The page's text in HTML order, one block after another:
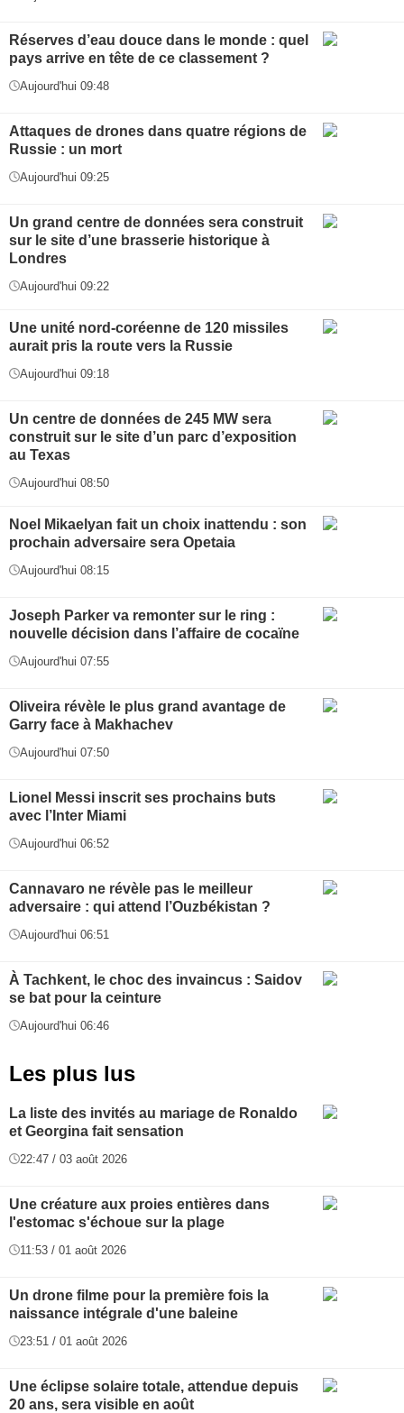
Réserves d’eau douce dans le monde : quel
pays arrive en tête de ce classement ?
Aujourd'hui 09:48
Attaques de drones dans quatre régions de
Russie : un mort
Aujourd'hui 09:25
Un grand centre de données sera construit
sur le site d’une brasserie historique à
Londres
Aujourd'hui 09:22
Une unité nord-coréenne de 120 missiles
aurait pris la route vers la Russie
Aujourd'hui 09:18
Un centre de données de 245 MW sera
construit sur le site d’un parc d’exposition
au Texas
Aujourd'hui 08:50
Noel Mikaelyan fait un choix inattendu : son
prochain adversaire sera Opetaia
Aujourd'hui 08:15
Joseph Parker va remonter sur le ring :
nouvelle décision dans l’affaire de cocaïne
Aujourd'hui 07:55
Oliveira révèle le plus grand avantage de
Garry face à Makhachev
Aujourd'hui 07:50
Lionel Messi inscrit ses prochains buts
avec l’Inter Miami
Aujourd'hui 06:52
Cannavaro ne révèle pas le meilleur
adversaire : qui attend l’Ouzbékistan ?
Aujourd'hui 06:51
À Tachkent, le choc des invaincus : Saidov
se bat pour la ceinture
Aujourd'hui 06:46
Les plus lus
La liste des invités au mariage de Ronaldo
et Georgina fait sensation
22:47 / 03 août 2026
Une créature aux proies entières dans
l'estomac s'échoue sur la plage
11:53 / 01 août 2026
Un drone filme pour la première fois la
naissance intégrale d'une baleine
23:51 / 01 août 2026
Une éclipse solaire totale, attendue depuis
20 ans, sera visible en août